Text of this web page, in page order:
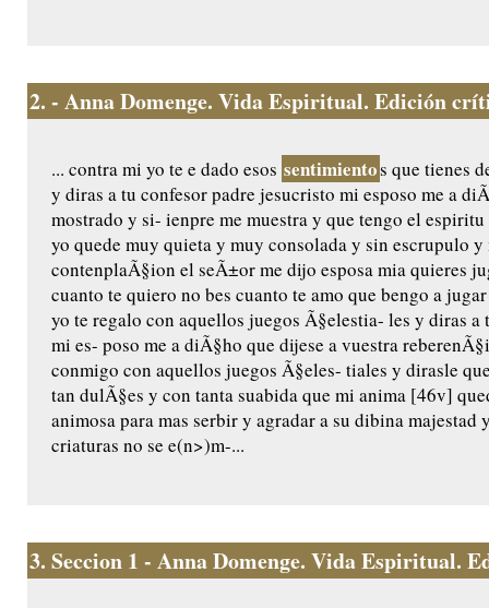
2. - Anna Domenge. Vida Espiritual. Edición
... contra mi yo te e dado esos sentimientos que tienes
y diras a tu confesor padre jesucristo mi esposo me a
mostrado y si- ienpre me muestra y que tengo el
yo quede muy quieta y muy consolada y sin escrupulo y
contenplaÃ§ion el seÃ±or me dijo esposa mia quieres
cuanto te quiero no bes cuanto te amo que bengo a
yo te regalo con aquellos juegos Ã§elestia- les y diras
mi es- poso me a diÃ§ho que dijese a vuestra
conmigo con aquellos juegos Ã§eles- tiales y dirasle
tan dulÃ§es y con tanta suabida que mi anima [46v]
animosa para mas serbir y agradar a su dibina majestad
criaturas no se e(n>)m-...
3. Seccion 1 - Anna Domenge. Vida Espiritual.